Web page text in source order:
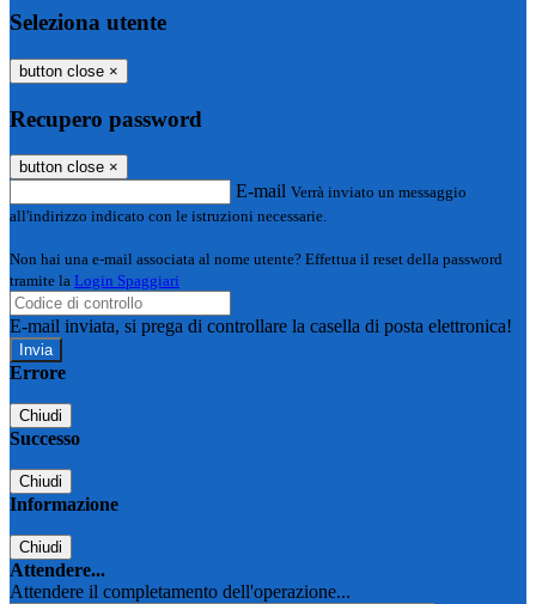
Seleziona utente
button close ×
Recupero password
button close ×
E-mail Verrà inviato un messaggio
all'indirizzo indicato con le istruzioni necessarie.
Non hai una e-mail associata al nome utente? Effettua il reset della password
tramite la Login Spaggiari
E-mail inviata, si prega di controllare la casella di posta elettronica!
Errore
Chiudi
Successo
Chiudi
Informazione
Chiudi
Attendere...
Attendere il completamento dell'operazione...